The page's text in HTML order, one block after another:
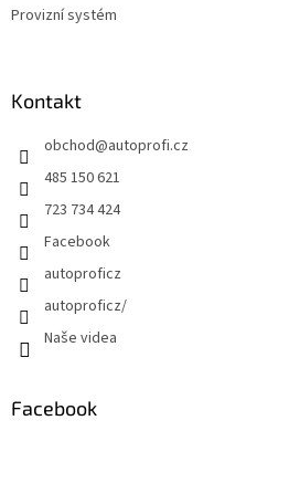
Provizní systém
Kontakt
obchod@autoprofi.cz
485 150 621
723 734 424
Facebook
autoproficz
autoproficz/
Naše videa
Facebook